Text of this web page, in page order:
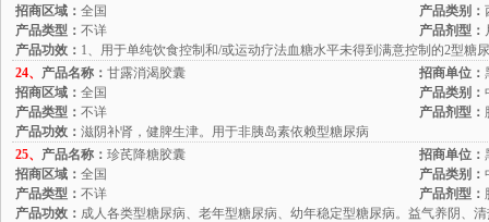
招商区域： 全国 产品类别：
产品类型： 不详 产品剂型：
产品功效： 1、用于单纯饮食控制和/或运动疗法血糖水平未得到满意控制的2型糖
24、 产品名称： 甘露消渴胶囊 招商单位：
招商区域： 全国 产品类别：
产品类型： 不详 产品剂型：
产品功效： 滋阴补肾，健脾生津。用于非胰岛素依赖型糖尿病
25、 产品名称： 珍芪降糖胶囊 招商单位：
招商区域： 全国 产品类别：
产品类型： 不详 产品剂型：
产品功效： 成人各类型糖尿病、老年型糖尿病、幼年稳定型糖尿病。益气养阴、